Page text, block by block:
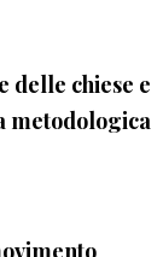
delle chiese e
metodologica